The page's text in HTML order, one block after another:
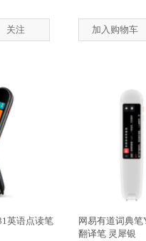
关注 加入购物车
英语点读笔
网易有道词典
翻译笔 灵犀银